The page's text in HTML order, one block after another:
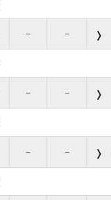
– –
– –
– –